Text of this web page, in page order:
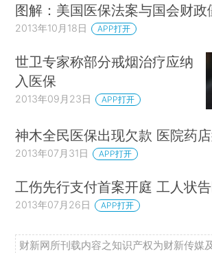
图解：美国医保法案与国会财政
2013年10月18日 APP打开
世卫专家称部分戒烟治疗应纳
入医保
2013年09月23日 APP打开
神木全民医保出现欠款 医院药
2013年07月31日 APP打开
工伤先行支付首案开庭 工人状
2013年07月26日 APP打开
财新网所刊载内容之知识产权为财新传媒